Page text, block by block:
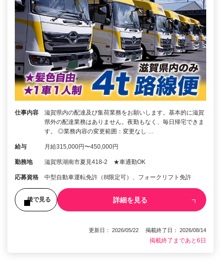
仕事内容
滋賀県内の配達及び集荷業務をお願いします。基本的に滋賀
県外の配達業務はありません。夜勤もなく、毎日帰宅できま
す。 ◎業務内容の変更範囲：変更なし …
給与 月給315,000円〜450,000円
勤務地 滋賀県湖南市夏見418-2 ★車通勤OK
応募資格 中型自動車運転免許（8t限定可）、フォークリフト免許
後で見る 詳細を見る
更新日： 2026/05/22 掲載終了日： 2026/08/14
掲載終了まであと6日